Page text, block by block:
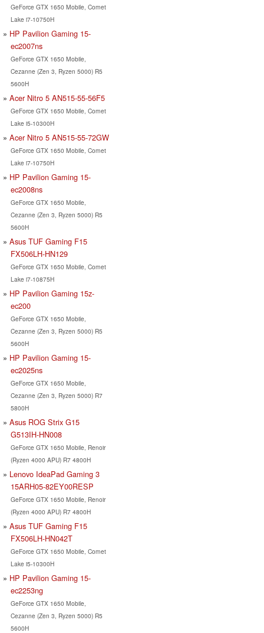
GeForce GTX 1650 Mobile, Comet
Lake i7-10750H
HP Pavilion Gaming 15-
ec2007ns
GeForce GTX 1650 Mobile,
Cezanne (Zen 3, Ryzen 5000) R5
5600H
Acer Nitro 5 AN515-55-56F5
GeForce GTX 1650 Mobile, Comet
Lake i5-10300H
Acer Nitro 5 AN515-55-72GW
GeForce GTX 1650 Mobile, Comet
Lake i7-10750H
HP Pavilion Gaming 15-
ec2008ns
GeForce GTX 1650 Mobile,
Cezanne (Zen 3, Ryzen 5000) R5
5600H
Asus TUF Gaming F15
FX506LH-HN129
GeForce GTX 1650 Mobile, Comet
Lake i7-10875H
HP Pavilion Gaming 15z-
ec200
GeForce GTX 1650 Mobile,
Cezanne (Zen 3, Ryzen 5000) R5
5600H
HP Pavilion Gaming 15-
ec2025ns
GeForce GTX 1650 Mobile,
Cezanne (Zen 3, Ryzen 5000) R7
5800H
Asus ROG Strix G15
G513IH-HN008
GeForce GTX 1650 Mobile, Renoir
(Ryzen 4000 APU) R7 4800H
Lenovo IdeaPad Gaming 3
15ARH05-82EY00RESP
GeForce GTX 1650 Mobile, Renoir
(Ryzen 4000 APU) R7 4800H
Asus TUF Gaming F15
FX506LH-HN042T
GeForce GTX 1650 Mobile, Comet
Lake i5-10300H
HP Pavilion Gaming 15-
ec2253ng
GeForce GTX 1650 Mobile,
Cezanne (Zen 3, Ryzen 5000) R5
5600H